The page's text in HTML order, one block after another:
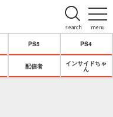
menu
search
PS5 PS4
配信者
インサイドちゃ
ん